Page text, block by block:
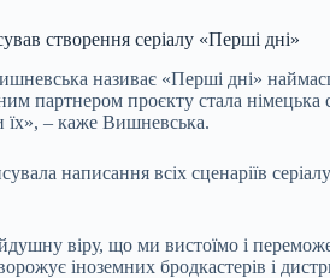
створення серіалу «Перші дні»
називає «Перші дні»
партнером проєкту стала
їх», – каже Вишневська.
написання всіх сценаріїв
віру, що ми вистоїмо і
іноземних бродкастерів і